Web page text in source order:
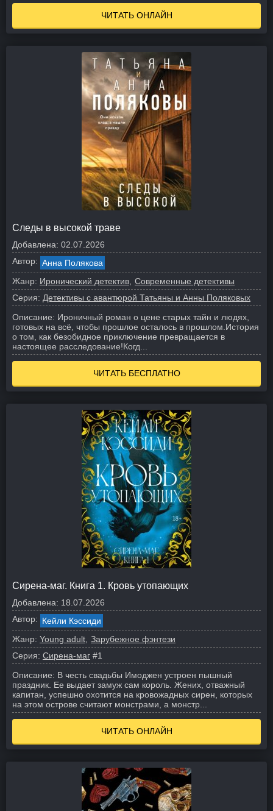
ЧИТАТЬ ОНЛАЙН
Следы в высокой траве
Добавлена: 02.07.2026
Автор: Анна Полякова
Жанр: Иронический детектив Современные детективы
Серия: Детективы с авантюрой Татьяны и Анны Поляковых
Описание: Ироничный роман о цене старых тайн и людях,
готовых на всё, чтобы прошлое осталось в прошлом. История
о том, как безобидное приключение превращается в
настоящее расследование!Когд...
ЧИТАТЬ БЕСПЛАТНО
Сирена-маг. Книга 1. Кровь утопающих
Добавлена: 18.07.2026
Автор: Кейли Кэссиди
Жанр: Young adult Зарубежное фэнтези
Серия: Сирена-маг #1
Описание: В честь свадьбы Имоджен устроен пышный
праздник. Ее выдает замуж сам король. Жених, отважный
капитан, успешно охотится на кровожадных сирен, которых
на этом острове считают монстрами, а монстр...
ЧИТАТЬ ОНЛАЙН